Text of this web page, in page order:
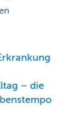
– die